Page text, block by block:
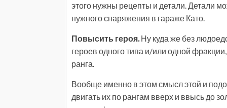
этого нужны рецепты и детали. Детали
нужного снаряжения в гараже Като.
Повысить героя.Ну куда же без
героев одного типа и/или одной
ранга.
Вообще именно в этом смысл этой и
двигать их по рангам вверх и ввысь до